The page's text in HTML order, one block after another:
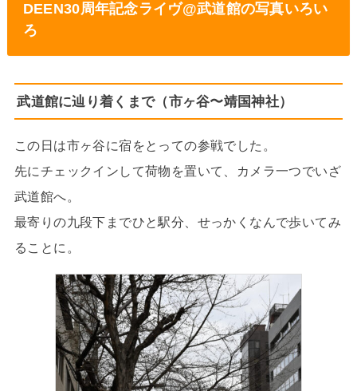
DEEN30周年記念ライヴ@武道館の写真いろい
ろ
武道館に辿り着くまで（市ヶ谷〜靖国神社）
この日は市ヶ谷に宿をとっての参戦でした。
先にチェックインして荷物を置いて、カメラ一つでいざ
武道館へ。
最寄りの九段下までひと駅分、せっかくなんで歩いてみ
ることに。